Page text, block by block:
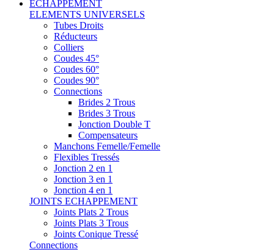
ECHAPPEMENT
ELEMENTS UNIVERSELS
Tubes Droits
Réducteurs
Colliers
Coudes 45°
Coudes 60°
Coudes 90°
Connections
Brides 2 Trous
Brides 3 Trous
Jonction Double T
Compensateurs
Manchons Femelle/Femelle
Flexibles Tressés
Jonction 2 en 1
Jonction 3 en 1
Jonction 4 en 1
JOINTS ECHAPPEMENT
Joints Plats 2 Trous
Joints Plats 3 Trous
Joints Conique Tressé
Connections